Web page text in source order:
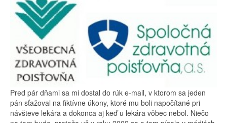
Pred pár dňami sa mi dostal do rúk e-mail, v ktorom sa jeden
pán sťažoval na fiktívne úkony, ktoré mu boli napočítané pri
návšteve lekára a dokonca aj keď u lekára vôbec nebol. Niečo